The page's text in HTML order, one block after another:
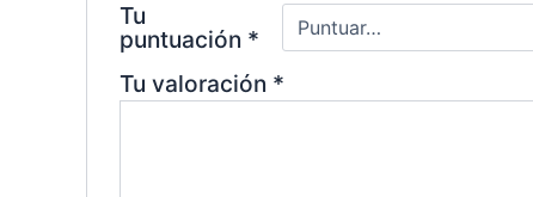
Tu
puntuación *
Tu valoración *